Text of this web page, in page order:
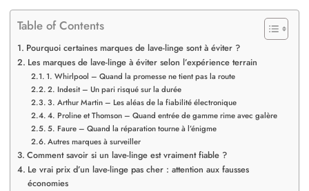
Table of Contents
Pourquoi certaines marques de lave-linge sont à éviter ?
Les marques de lave-linge à éviter selon l’expérience terrain
1. Whirlpool – Quand la promesse ne tient pas la route
2. Indesit – Un pari risqué sur la durée
3. Arthur Martin – Les aléas de la fiabilité électronique
4. Proline et Thomson – Quand entrée de gamme rime avec galère
5. Faure – Quand la réparation tourne à l’énigme
Autres marques à surveiller
Comment savoir si un lave-linge est vraiment fiable ?
Le vrai prix d’un lave-linge pas cher : attention aux fausses
économies